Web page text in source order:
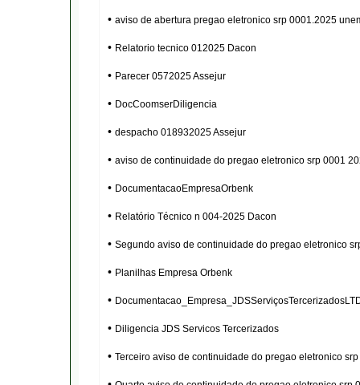
• aviso de abertura pregao eletronico srp 0001.2025
• Relatorio tecnico 012025 Dacon
• Parecer 0572025 Assejur
• DocCoomserDiligencia
• despacho 018932025 Assejur
• aviso de continuidade do pregao eletronico srp 0001
• DocumentacaoEmpresaOrbenk
• Relatório Técnico n 004-2025 Dacon
• Segundo aviso de continuidade do pregao eletronico
• Planilhas Empresa Orbenk
•
• Diligencia JDS Servicos Tercerizados
• Terceiro aviso de continuidade do pregao eletronico